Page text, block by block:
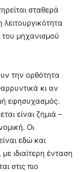
σταθερά
του μηχανισμού
την ορθότητα
κι αν
εφησυχασμός.
είναι ζημιά –
Οι
εδώ και
ιδιαίτερη ένταση
στις πιο